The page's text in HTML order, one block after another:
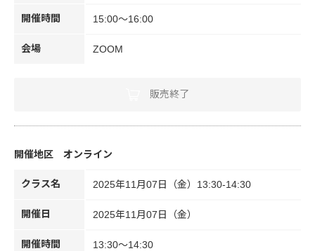
開催時間 15:00～16:00
会場 ZOOM
販売終了
オンライン
クラス名 2025年11月07日（金）13:30-14:30
開催日 2025年11月07日（金）
開催時間 13:30～14:30